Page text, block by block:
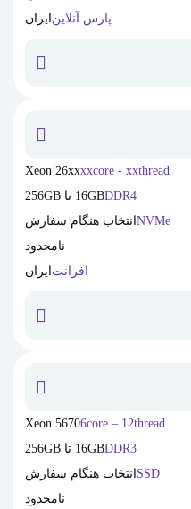
ایران پارس آنلاین
Xeon 26xxxxcore - xxthread
16GB تا 256GBDDR4
انتخاب هنگام سفارش NVMe
نامحدود
ایران افرانت
Xeon 56706core – 12thread
16GB تا 256GBDDR3
انتخاب هنگام سفارش SSD
نامحدود